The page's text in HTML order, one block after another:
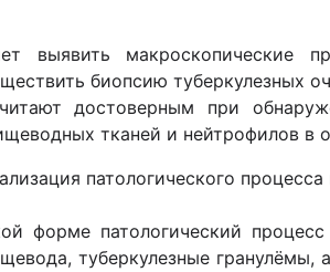
выявить
биопсию туберкулезных
достоверным при
тканей и нейтрофилов в
патологического
форме патологический
туберкулезные